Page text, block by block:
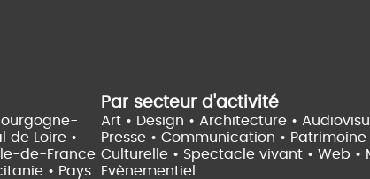
de Loire •
Île-de-France
• Pays
Par secteur d'activité
Art • Design • Architecture •
Presse • Communication • Patrimoine
Culturelle • Spectacle vivant • Web •
Evènementiel